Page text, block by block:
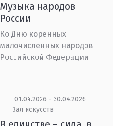
Музыка народов
России
Ко Дню коренных
малочисленных народов
Российской Федерации
01.04.2026 - 30.04.2026
Зал искусств